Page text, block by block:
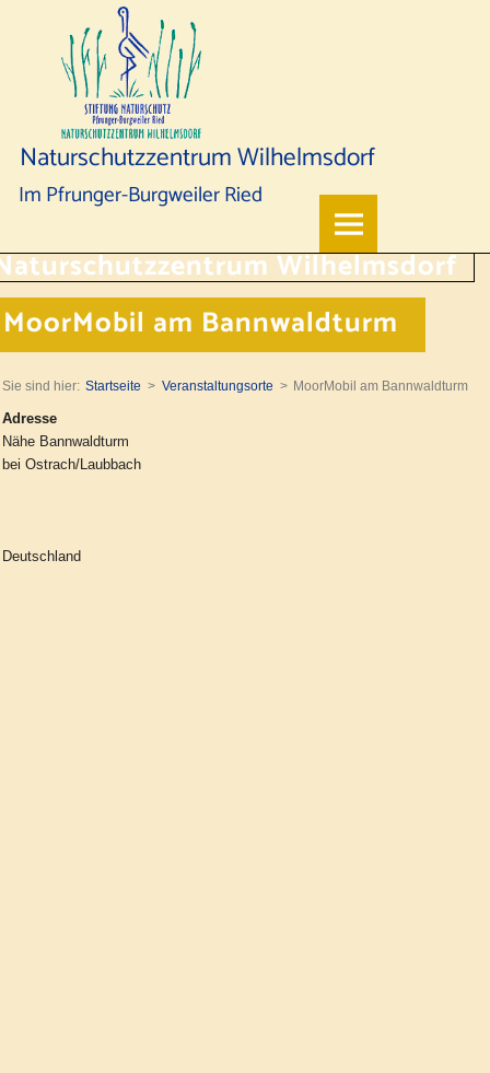
Naturschutzzentrum Wilhelmsdorf
Im Pfrunger-Burgweiler Ried
MoorMobil am Bannwaldturm
Sie sind hier: Startseite Veranstaltungsorte MoorMobil am Bannwaldturm
Adresse
Nähe Bannwaldturm
bei Ostrach/Laubbach
Deutschland